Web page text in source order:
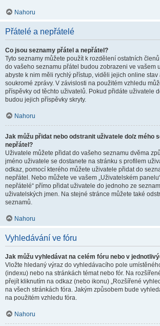
Nahoru
Přátelé a nepřátelé
Co jsou seznamy přátel a nepřátel?
Tyto seznamy můžete použít k rozdělení ostatních
do vašeho seznamu přátel budou zobrazeni ve vašem
abyste k nim měli rychlý přístup, viděli jejich online
soukromé zprávy. V závislosti na použitém vzhledu
příspěvky od těchto uživatelů. Pokud přidáte uživatele
budou jejich příspěvky skryty.
Nahoru
Jak můžu přidat nebo odstranit uživatele do/z mého
nepřátel?
Uživatele můžete přidat do vašeho seznamu dvěma
jméno uživatele se dostanete na stránku s profilem
odkaz, pomocí kterého můžete uživatele přidat do
nepřátel. Nebo můžete ve vašem „Uživatelském
nepřátelé“ přímo přidat uživatele do jednoho ze
uživatelských jmen. Na stejné stránce můžete také
seznamů.
Nahoru
Vyhledávání ve fóru
Jak můžu vyhledávat na celém fóru nebo v
Vložte hledaný výraz do vyhledávacího pole
(indexu) nebo na stránkách témat nebo fór. Na
přejít kliknutím na odkaz (nebo ikonu) „Rozšířené
na všech stránkách fóra. Jakým způsobem bude
na použitém vzhledu fóra.
Nahoru